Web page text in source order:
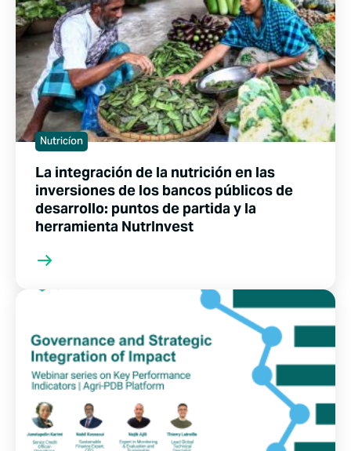
Nutricíon
La integración de la nutrición en las
inversiones de los bancos públicos de
desarrollo: puntos de partida y la
herramienta NutrInvest